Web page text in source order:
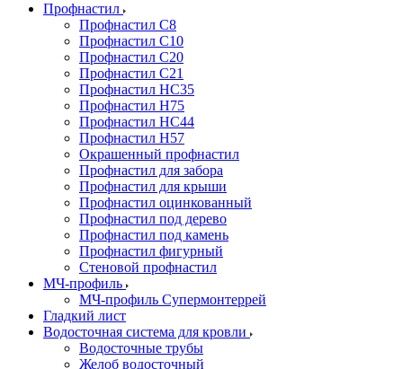
Профнастил
Профнастил С8
Профнастил С10
Профнастил С20
Профнастил С21
Профнастил НС35
Профнастил Н75
Профнастил HC44
Профнастил Н57
Окрашенный профнастил
Профнастил для забора
Профнастил для крыши
Профнастил оцинкованный
Профнастил под дерево
Профнастил под камень
Профнастил фигурный
Стеновой профнастил
МЧ-профиль
МЧ-профиль Супермонтеррей
Гладкий лист
Водосточная система для кровли
Водосточные трубы
Желоб водосточный